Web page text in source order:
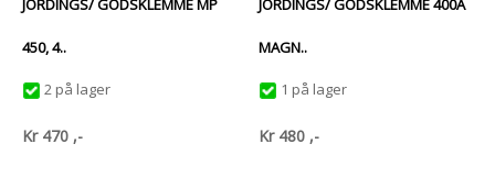
JORDINGS/ GODSKLEMME MP
450, 4..
2 på lager
Kr 470 ,-
JORDINGS/ GODSKLEMME 400A
MAGN..
1 på lager
Kr 480 ,-